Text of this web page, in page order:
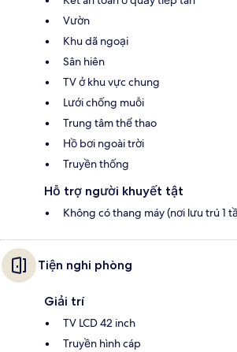
Vườn
Khu dã ngoại
Sân hiên
TV ở khu vực chung
Lưới chống muỗi
Trung tâm thể thao
Hồ bơi ngoài trời
Truyền thống
Hỗ trợ người khuyết tật
Không có thang máy (nơi lưu trú 1
Tiện nghi phòng
Giải trí
TV LCD 42 inch
Truyền hình cáp